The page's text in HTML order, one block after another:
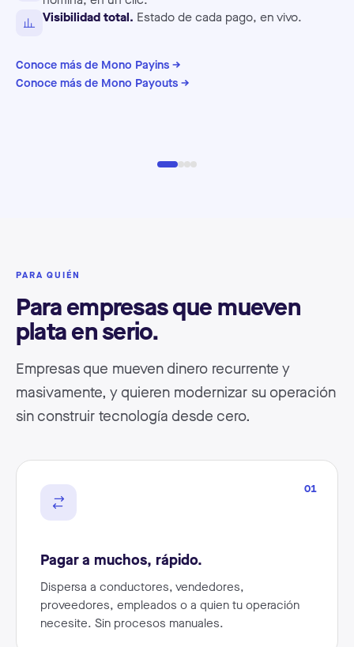
Visibilidad total. Estado de cada pago, en vivo.
Conoce más de Mono Payins →
Conoce más de Mono Payouts →
PARA QUIÉN
Para empresas que mueven
plata en serio.
Empresas que mueven dinero recurrente y
masivamente, y quieren modernizar su operación
sin construir tecnología desde cero.
01
Pagar a muchos, rápido.
Dispersa a conductores, vendedores,
proveedores, empleados o a quien tu operación
necesite. Sin procesos manuales.